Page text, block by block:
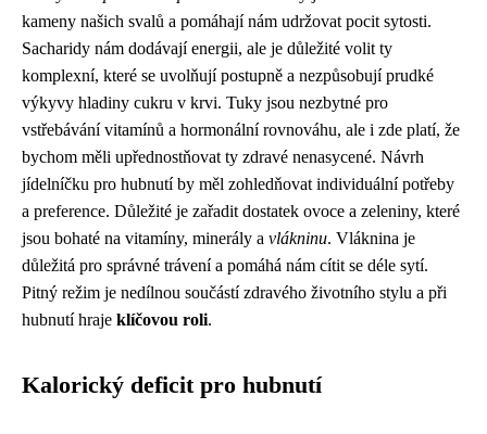
kameny našich svalů a pomáhají nám udržovat pocit sytosti.
Sacharidy nám dodávají energii, ale je důležité volit ty
komplexní, které se uvolňují postupně a nezpůsobují prudké
výkyvy hladiny cukru v krvi. Tuky jsou nezbytné pro
vstřebávání vitamínů a hormonální rovnováhu, ale i zde platí, že
bychom měli upřednostňovat ty zdravé nenasycené. Návrh
jídelníčku pro hubnutí by měl zohledňovat individuální potřeby
a preference. Důležité je zařadit dostatek ovoce a zeleniny, které
jsou bohaté na vitamíny, minerály a vlákninu. Vláknina je
důležitá pro správné trávení a pomáhá nám cítit se déle sytí.
Pitný režim je nedílnou součástí zdravého životního stylu a při
hubnutí hraje klíčovou roli.
Kalorický deficit pro hubnutí